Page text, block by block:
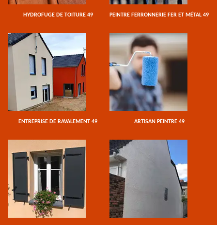
HYDROFUGE DE TOITURE 49 PEINTRE FERRONNERIE FER ET MÉTAL 49
ENTREPRISE DE RAVALEMENT 49 ARTISAN PEINTRE 49